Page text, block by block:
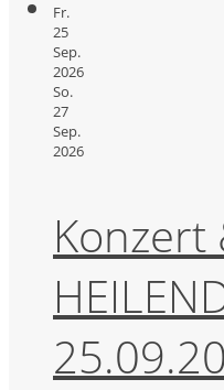
Fr.
25
Sep.
2026
So.
27
Sep.
2026
Konzert